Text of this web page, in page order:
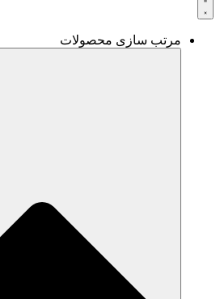
مرتب سازی محصولات